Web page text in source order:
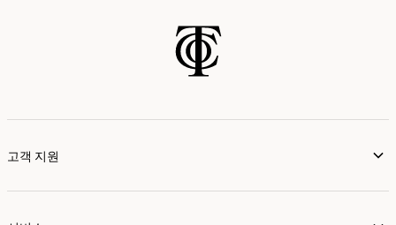
고객 지원